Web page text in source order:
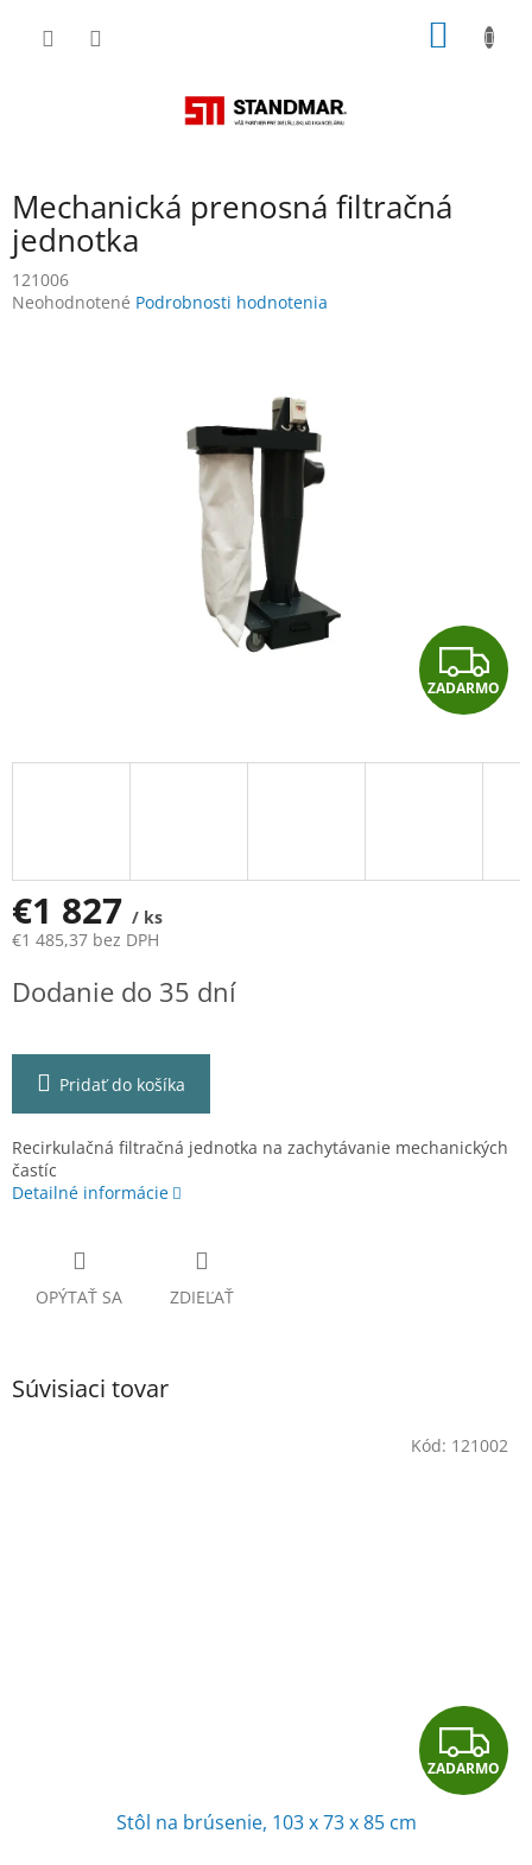
Mechanická prenosná filtračná
jednotka
121006
Priemerné
Neohodnotené Podrobnosti hodnotenia
Z
A
D
ZADARMO
€1 827 / ks
€1 485,37 bez DPH
cena:
Dodanie do 35 dní
Pridať do košíka
Recirkulačná filtračná jednotka na zachytávanie mechanických
častíc
Detailné informácie
OPÝTAŤ SA ZDIEĽAŤ
Súvisiaci tovar
Z
A
ZADARMO
Stôl na brúsenie, 103 x 73 x 85 cm
Kód: 121002